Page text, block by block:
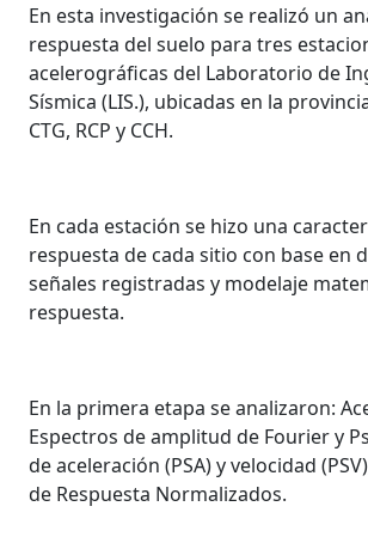
En esta investigación se realizó un
respuesta del suelo para tres
acelerográficas del Laboratorio de
Sísmica (LIS.), ubicadas en la
CTG, RCP y CCH.
En cada estación se hizo una
respuesta de cada sitio con base en
señales registradas y modelaje
respuesta.
En la primera etapa se analizaron:
Espectros de amplitud de Fourier y
de aceleración (PSA) y velocidad
de Respuesta Normalizados.